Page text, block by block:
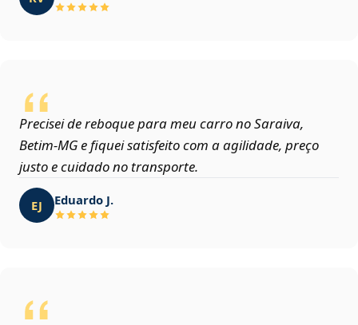
Precisei de reboque para meu carro no Saraiva,
Betim‑MG e fiquei satisfeito com a agilidade, preço
justo e cuidado no transporte.
EJ Eduardo J.